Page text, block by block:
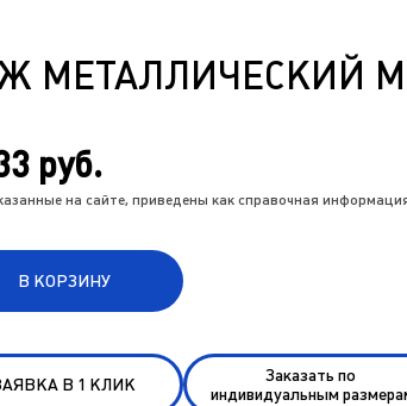
МЕТАЛЛИЧЕСКИЙ MS
руб.
на сайте, приведены как справочная
В КОРЗИНУ
В 1 КЛИК
Заказать по
индивидуальным